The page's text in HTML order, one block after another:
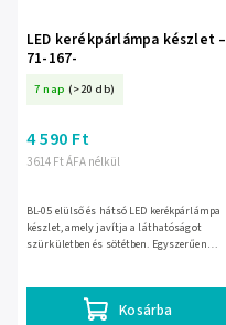
LED kerékpárlámpa készlet –
71-167-
7 nap (>20 db)
3 614 Ft ÁFA nélkül
4 590 Ft
Kosárba
BL-05 elülső és hátsó LED kerékpárlámpa
készlet, amely javítja a láthatóságot
szürkületben és sötétben. Egyszerűen